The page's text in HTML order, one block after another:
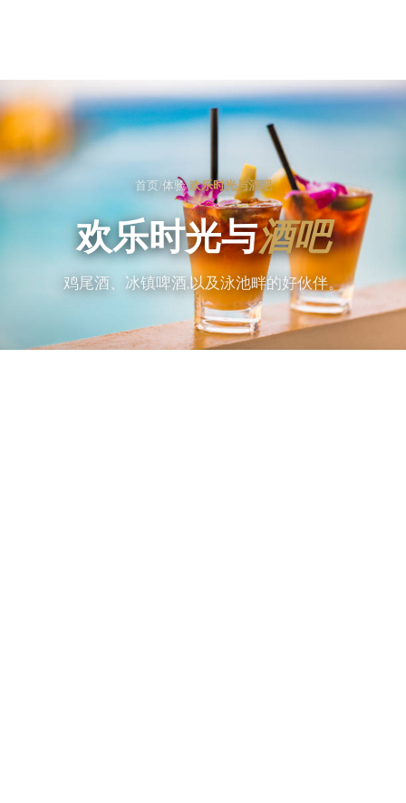
首页/体验/欢乐时光与酒吧
欢乐时光与酒吧
鸡尾酒、冰镇啤酒,以及泳池畔的好伙伴。